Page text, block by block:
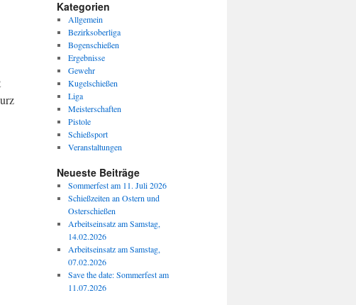
Kategorien
Allgemein
Bezirksoberliga
Bogenschießen
Ergebnisse
Gewehr
Kugelschießen
Liga
Meisterschaften
Pistole
Schießsport
Veranstaltungen
Neueste Beiträge
Sommerfest am 11. Juli 2026
Schießzeiten an Ostern und
Osterschießen
Arbeitseinsatz am Samstag,
14.02.2026
Arbeitseinsatz am Samstag,
07.02.2026
Save the date: Sommerfest am
11.07.2026